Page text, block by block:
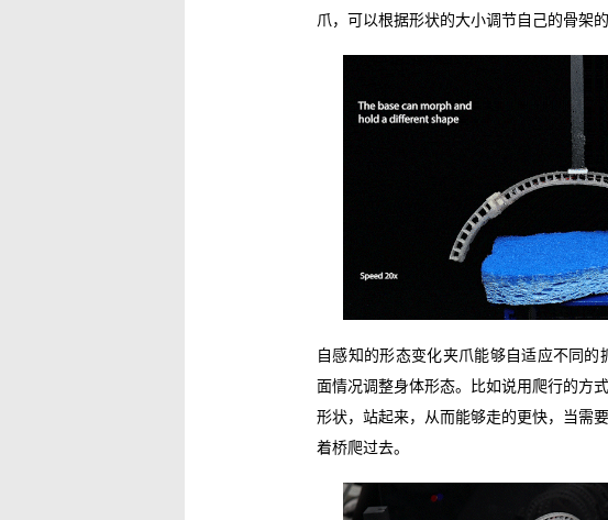
爪，可以根据形状的大小调节自己的骨架的
自感知的形态变化夹爪能够自适应不同
面情况调整身体形态。比如说用爬行的方
形状，站起来，从而能够走的更快，当需
着桥爬过去。